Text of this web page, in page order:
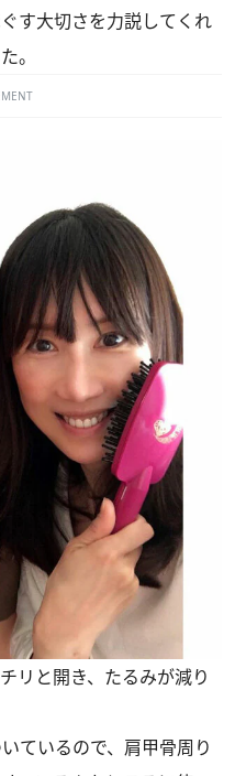
す大切さを力説してくれ
。
リと開き、たるみが減り
ているので、肩甲骨周り